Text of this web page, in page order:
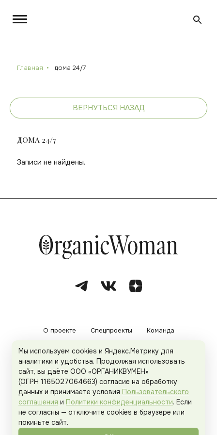
Главная дома 24/7
ВЕРНУТЬСЯ НАЗАД
ДОМА 24/7
Записи не найдены.
О проекте Спецпроекты Команда
Рекламодателям Политика конфиденциальности
Пользовательское соглашение
Organicwoman.ru . Все права защищены.
Мы используем cookies и Яндекс.Метрику для
аналитики и удобства. Продолжая использовать
сайт, вы даёте ООО «ОРГАНИКВУМЕН»
(ОГРН 1165027064663) согласие на обработку
данных и принимаете условия Пользовательского
соглашения и Политики конфиденциальности. Если
не согласны — отключите cookies в браузере или
покиньте сайт.